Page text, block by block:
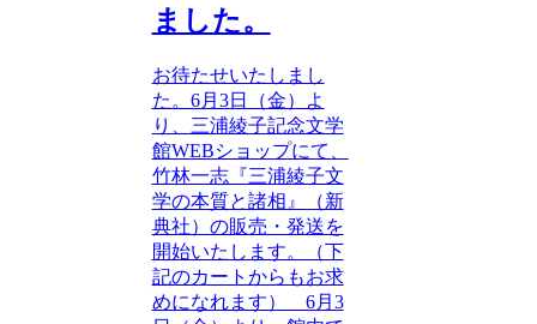
ました。
お待たせいたしまし
た。6月3日（金）よ
り、三浦綾子記念文学
館WEBショップにて、
竹林一志『三浦綾子文
学の本質と諸相』（新
典社）の販売・発送を
開始いたします。（下
記のカートからもお求
めになれます） 6月3